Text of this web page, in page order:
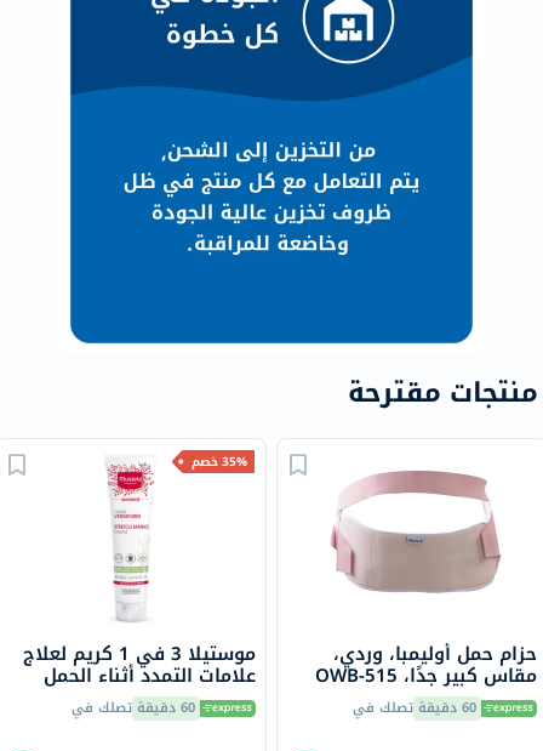
منتجات مقترحة
حزام حمل أوليمبا، وردي،
مقاس كبير جدًا، OWB-515
60 دقيقة تصلك في
35% خصم
موستيلا 3 في 1 كريم لعلاج
علامات التمدد أثناء الحمل
خالي من العطور 150 مل
60 دقيقة تصلك في